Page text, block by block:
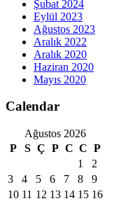
Şubat 2024
Eylül 2023
Ağustos 2023
Aralık 2022
Aralık 2020
Haziran 2020
Mayıs 2020
Calendar
Ağustos 2026
P
S Ç P C C P
1
2
3
4 5 6 7 8
9
10 11 12 13 14 15 16